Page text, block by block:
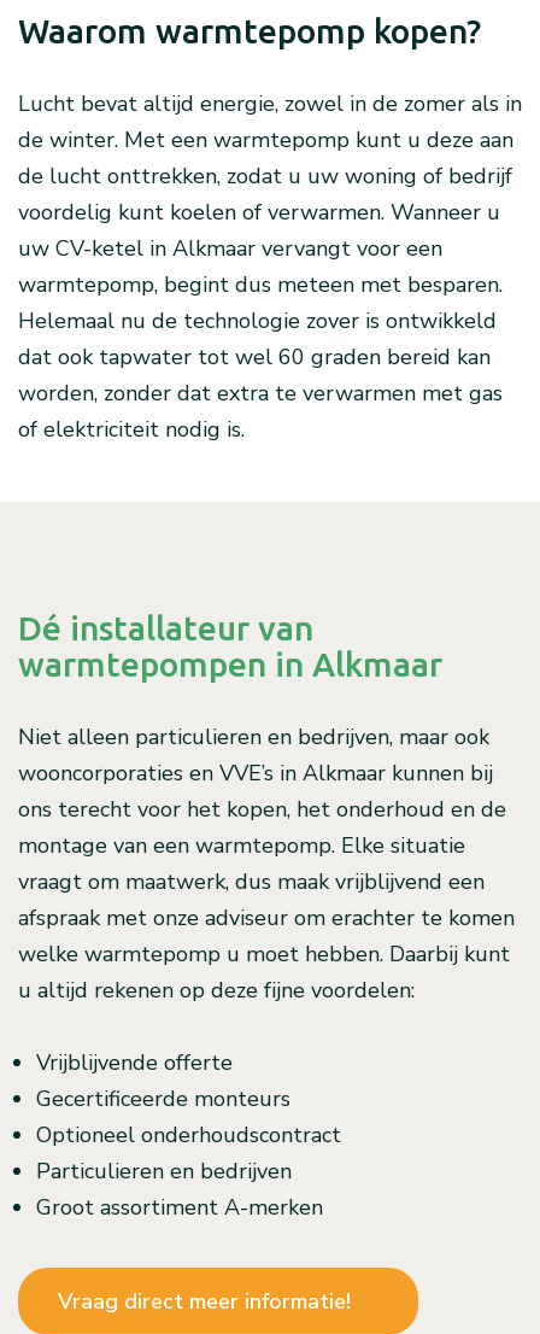
Waarom warmtepomp kopen?
Lucht bevat altijd energie, zowel in de zomer als in
de winter. Met een warmtepomp kunt u deze aan
de lucht onttrekken, zodat u uw woning of bedrijf
voordelig kunt koelen of verwarmen. Wanneer u
uw CV-ketel in Alkmaar vervangt voor een
warmtepomp, begint dus meteen met besparen.
Helemaal nu de technologie zover is ontwikkeld
dat ook tapwater tot wel 60 graden bereid kan
worden, zonder dat extra te verwarmen met gas
of elektriciteit nodig is.
Dé installateur van
warmtepompen in Alkmaar
Niet alleen particulieren en bedrijven, maar ook
wooncorporaties en VVE’s in Alkmaar kunnen bij
ons terecht voor het kopen, het onderhoud en de
montage van een warmtepomp. Elke situatie
vraagt om maatwerk, dus maak vrijblijvend een
afspraak met onze adviseur om erachter te komen
welke warmtepomp u moet hebben. Daarbij kunt
u altijd rekenen op deze fijne voordelen:
Vrijblijvende offerte
Gecertificeerde monteurs
Optioneel onderhoudscontract
Particulieren en bedrijven
Groot assortiment A-merken
Vraag direct meer informatie!